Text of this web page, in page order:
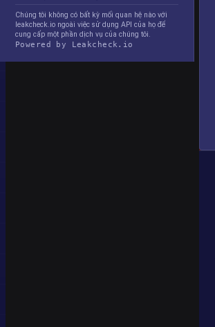
Chúng tôi không có bất kỳ mối quan hệ nào với
leakcheck.io ngoài việc sử dụng API của họ để
cung cấp một phần dịch vụ của chúng tôi.
Powered by Leakcheck.io